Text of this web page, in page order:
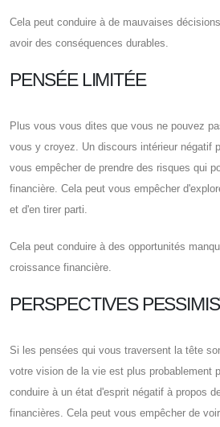
Cela peut conduire à de mauvaises
avoir des conséquences durables.
PENSÉE LIMITÉE
Plus vous vous dites que vous ne pouvez
vous y croyez. Un discours intérieur négatif
vous empêcher de prendre des risques qui
financière. Cela peut vous empêcher
et d'en tirer parti.
Cela peut conduire à des opportunités
croissance financière.
PERSPECTIVES
Si les pensées qui vous traversent la tête
votre vision de la vie est plus probablement
conduire à un état d'esprit négatif à propos
financières. Cela peut vous empêcher de